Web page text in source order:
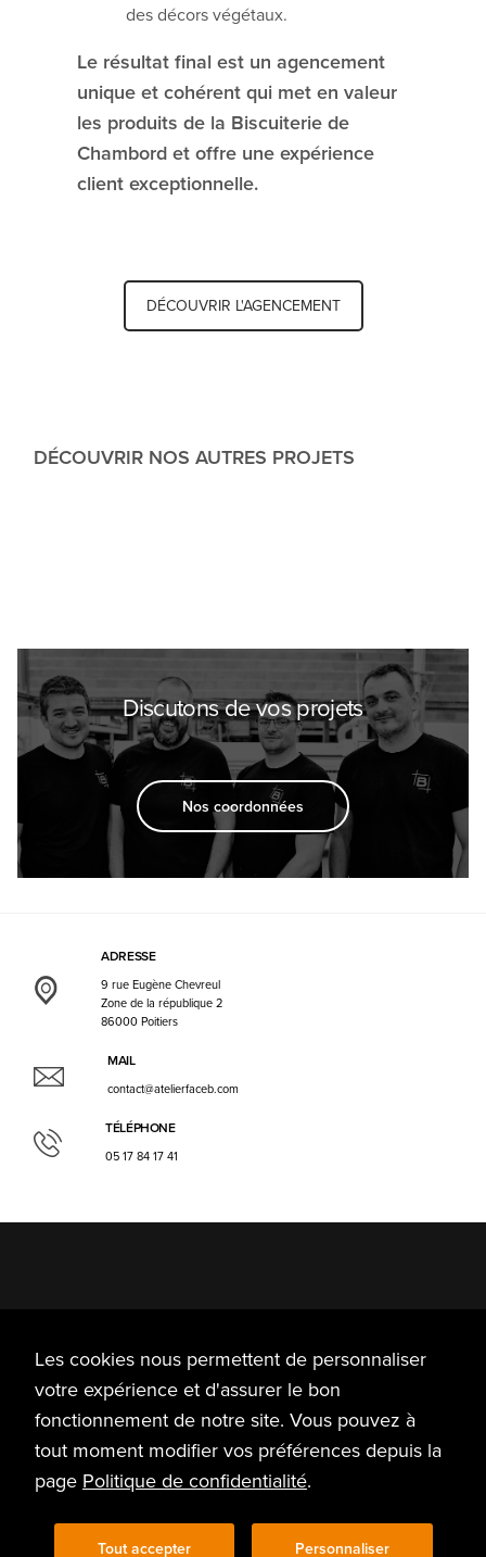
des décors végétaux.
Le résultat final est un agencement
unique et cohérent qui met en valeur
les produits de la Biscuiterie de
Chambord et offre une expérience
client exceptionnelle.
DÉCOUVRIR L'AGENCEMENT
DÉCOUVRIR NOS AUTRES PROJETS
Discutons de vos projets
Nos coordonnées
ADRESSE
9 rue Eugène Chevreul
Zone de la république 2
86000 Poitiers
MAIL
contact@atelierfaceb.com
TÉLÉPHONE
05 17 84 17 41
Accueil Notre savoir-faire Nos projets
Qui sommes-nous ?
Mentions légales Politique de confidentialité
Les cookies nous permettent de personnaliser
votre expérience et d'assurer le bon
fonctionnement de notre site. Vous pouvez à
tout moment modifier vos préférences depuis la
page Politique de confidentialité.
Tout accepter Personnaliser